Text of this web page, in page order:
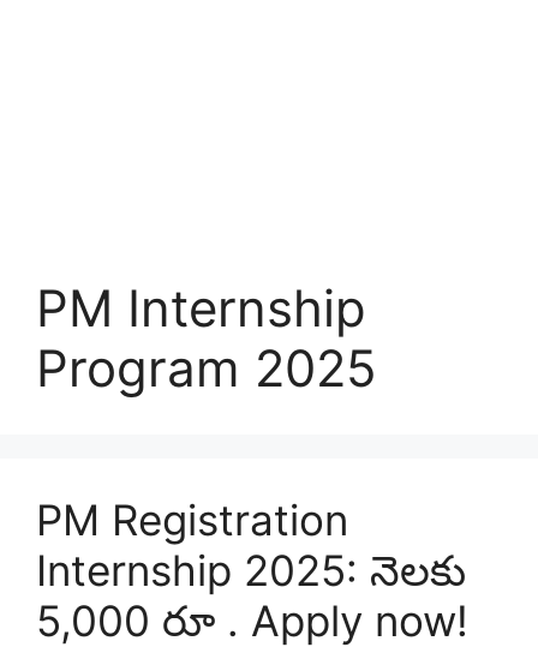
PM Internship
Program 2025
PM Registration
Internship 2025: నెలకు
5,000 రూ . Apply now!